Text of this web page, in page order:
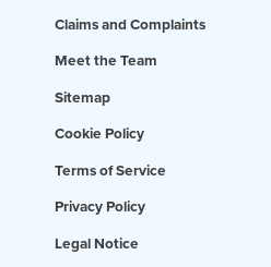
Claims and Complaints
Meet the Team
Sitemap
Cookie Policy
Terms of Service
Privacy Policy
Legal Notice